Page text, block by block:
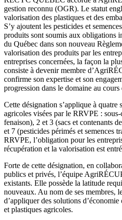
gestion reconnu (OGR). Le statut
valorisation des plastiques et des
S’y ajoutent les pesticides et
produits sont soumis aux obligations
du Québec dans son nouveau
valorisation des produits par les
entreprises concernées, la façon la
consiste à devenir membre
confirme son expertise et son
progression dans le domaine au cours
Cette désignation s’applique à quatre
agricoles visées par le RRVPE :
fenaison), 2 et 3 (sacs et contenants
et 7 (pesticides périmés et semences
RRVPE, l’obligation pour les
récupération et la valorisation est
Forte de cette désignation, en
publics et privés, l’équipe
existants. Elle possède la latitude
nouveaux. Au nom de ses membres,
d’appliquer des solutions
et plastiques agricoles.